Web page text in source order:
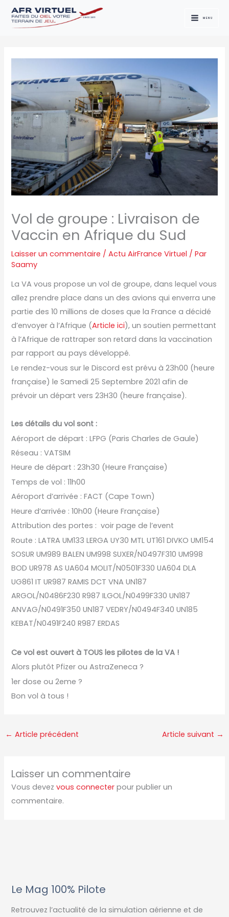
Aller
MENU
Vol de groupe : Livraison de
Vaccin en Afrique du Sud
Laisser un commentaire /Actu AirFrance Virtuel / Par
Saamy
La VA vous propose un vol de groupe, dans lequel vous
allez prendre place dans un des avions qui enverra une
partie des 10 millions de doses que la France a décidé
d’envoyer à l’Afrique (Article ici), un soutien permettant
à l’Afrique de rattraper son retard dans la vaccination
par rapport au pays développé.
Le rendez-vous sur le Discord est prévu à 23h00 (heure
française) le Samedi 25 Septembre 2021 afin de
prévoir un départ vers 23H30 (heure française).
Les détails du vol sont :
Aéroport de départ : LFPG (Paris Charles de Gaule)
Réseau : VATSIM
Heure de départ : 23h30 (Heure Française)
Temps de vol : 11h00
Aéroport d’arrivée : FACT (Cape Town)
Heure d’arrivée : 10h00 (Heure Française)
Attribution des portes : voir page de l’event
Route : LATRA UM133 LERGA UY30 MTL UT161 DIVKO UM154
SOSUR UM989 BALEN UM998 SUXER/N0497F310 UM998
BOD UR978 AS UA604 MOLIT/N0501F330 UA604 DLA
UG861 IT UR987 RAMIS DCT VNA UN187
ARGOL/N0486F230 R987 ILGOL/N0499F330 UN187
ANVAG/N0491F350 UN187 VEDRY/N0494F340 UN185
KEBAT/N0491F240 R987 ERDAS
Ce vol est ouvert à TOUS les pilotes de la VA !
Alors plutôt Pfizer ou AstraZeneca ?
1er dose ou 2eme ?
Bon vol à tous !
← Article précédent Article suivant →
Laisser un commentaire
Vous devezvous connecter pour publier un
commentaire.
Le Mag 100% Pilote
Retrouvez l’actualité de la simulation aérienne et de